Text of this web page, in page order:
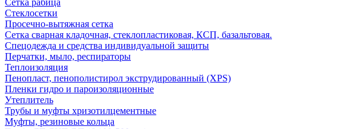
Сетка рабица
Стеклосетки
Просечно-вытяжная сетка
Сетка сварная кладочная, стеклопластиковая, КСП, базальтовая.
Спецодежда и средства индивидуальной защиты
Перчатки, мыло, респираторы
Теплоизоляция
Пенопласт, пенополистирол экструдированный (XPS)
Пленки гидро и пароизоляционные
Утеплитель
Трубы и муфты хризотилцементные
Муфты, резиновые кольца